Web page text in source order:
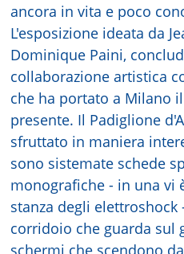
ancora in vita e poco
L'esposizione ideata da
Dominique Paini,
collaborazione artistica
che ha portato a Milano
presente. Il Padiglione
sfruttato in maniera
sono sistemate schede
monografiche - in una vi
stanza degli
corridoio che guarda sul
schermi che scendono